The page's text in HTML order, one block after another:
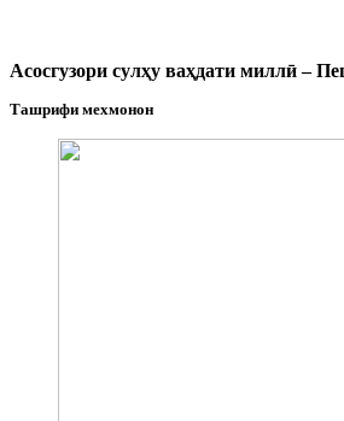
Асосгузори сулҳу ваҳдати миллӣ –
Ташрифи мехмонон